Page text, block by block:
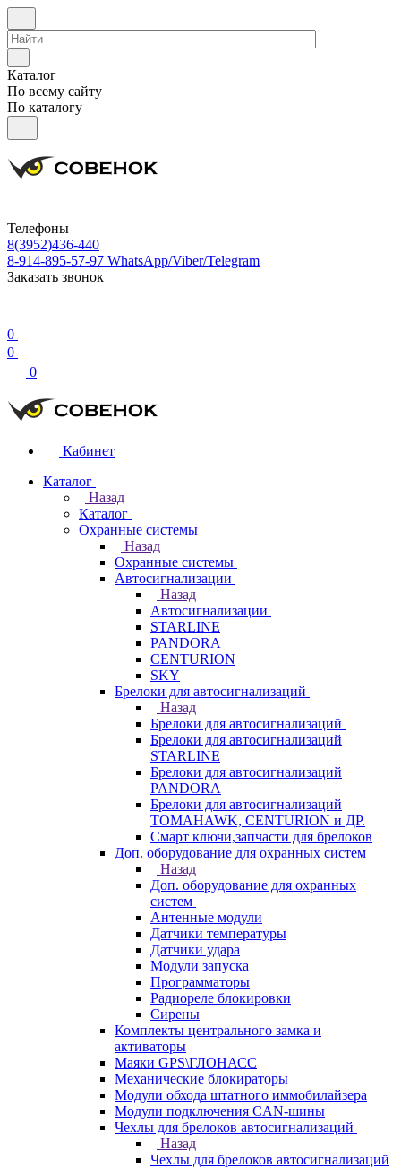
Каталог
По всему сайту
По каталогу
Телефоны
8(3952)436-440
8-914-895-57-97 WhatsApp/Viber/Telegram
Заказать звонок
0
0
0
Кабинет
Каталог
Назад
Каталог
Охранные системы
Назад
Охранные системы
Автосигнализации
Назад
Автосигнализации
STARLINE
PANDORA
CENTURION
SKY
Брелоки для автосигнализаций
Назад
Брелоки для автосигнализаций
Брелоки для автосигнализаций
STARLINE
Брелоки для автосигнализаций
PANDORA
Брелоки для автосигнализаций
TOMAHAWK, CENTURION и ДР.
Смарт ключи,запчасти для брелоков
Доп. оборудование для охранных систем
Назад
Доп. оборудование для охранных
систем
Антенные модули
Датчики температуры
Датчики удара
Модули запуска
Программаторы
Радиореле блокировки
Сирены
Комплекты центрального замка и
активаторы
Маяки GPS\ГЛОНАСС
Механические блокираторы
Модули обхода штатного иммобилайзера
Модули подключения CAN-шины
Чехлы для брелоков автосигнализаций
Назад
Чехлы для брелоков автосигнализаций